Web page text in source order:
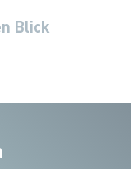
Blick